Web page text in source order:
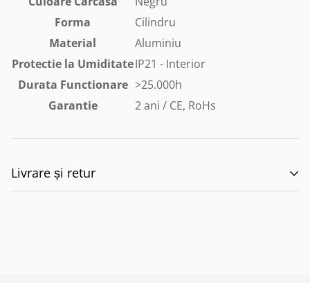
Forma
Cilindru
Material
Aluminiu
Protectie la UmiditateIP21 - Interior
Durata Functionare >25.000h
Garantie
2 ani / CE, RoHs
Livrare și retur